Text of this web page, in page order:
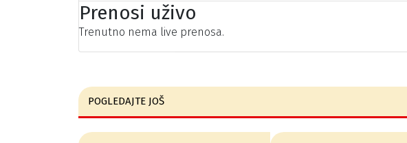
Prenosi uživo
Trenutno nema live prenosa.
POGLEDAJTE JOŠ